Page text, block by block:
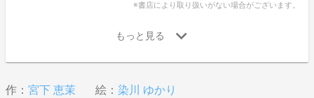
※書店により取り扱いがない場合がございます。
作： 宮下 恵茉 絵： 染川 ゆかり